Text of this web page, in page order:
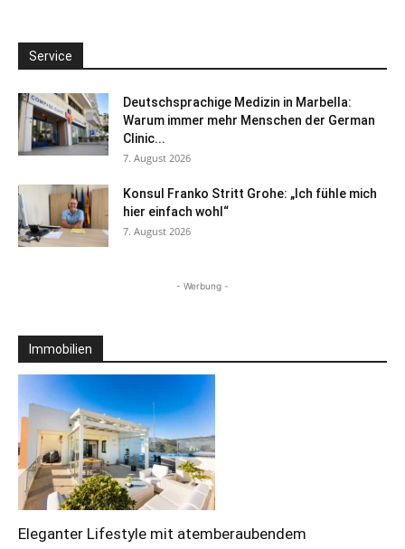
Service
Deutschsprachige Medizin in Marbella:
Warum immer mehr Menschen der German
Clinic...
7. August 2026
Konsul Franko Stritt Grohe: „Ich fühle mich
hier einfach wohl“
7. August 2026
- Werbung -
Immobilien
Eleganter Lifestyle mit atemberaubendem